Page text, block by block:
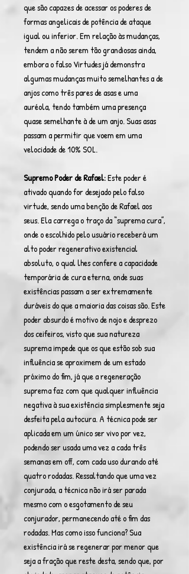
que são capazes de acessar os poderes de
formas angelicais de potência de ataque
igual ou inferior. Em relação às mudanças,
tendem a não serem tão grandiosas ainda,
embora o falso Virtudes já demonstra
algumas mudanças muito semelhantes a de
anjos como três pares de asas e uma
auréola, tendo também uma presença
quase semelhante à de um anjo. Suas asas
passam a permitir que voem em uma
velocidade de 10% SOL.
Supremo Poder de Rafael:Este poder é
ativado quando for desejado pelo falso
virtude, sendo uma benção de Rafael aos
seus. Ela carrega o traço da “suprema cura”,
onde o escolhido pelo usuário receberá um
alto poder regenerativo existencial
absoluto, o qual lhes confere a capacidade
temporária de cura eterna, onde suas
existências passam a ser extremamente
duráveis do que a maioria das coisas são. Este
poder absurdo é motivo de nojo e desprezo
dos ceifeiros, visto que sua natureza
suprema impede que os que estão sob sua
influência se aproximem de um estado
próximo do fim, já que a regeneração
suprema faz com que qualquer influência
negativa à sua existência simplesmente seja
desfeita pela autocura. A técnica pode ser
aplicada em um único ser vivo por vez,
podendo ser usada uma vez a cada três
semanas em off, com cada uso durando até
quatro rodadas. Ressaltando que uma vez
conjurada, a técnica não irá ser parada
mesmo com o esgotamento de seu
conjurador, permanecendo até o fim das
rodadas. Mas como isso funciona? Sua
existência irá se regenerar por menor que
seja a fração que reste desta, sendo que, por